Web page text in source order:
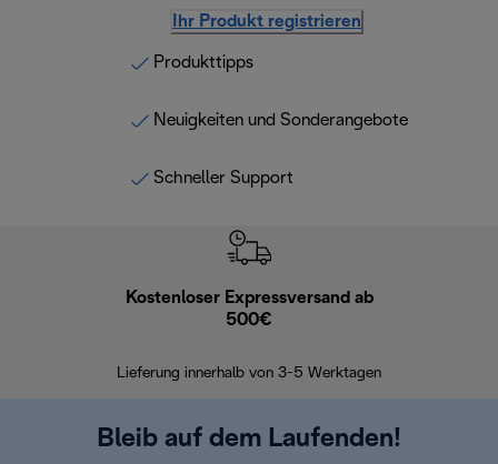
Ihr Produkt registrieren
Produkttipps
Neuigkeiten und Sonderangebote
Schneller Support
Kostenloser Expressversand ab
500€
Lieferung innerhalb von 3-5 Werktagen
Bleib auf dem Laufenden!